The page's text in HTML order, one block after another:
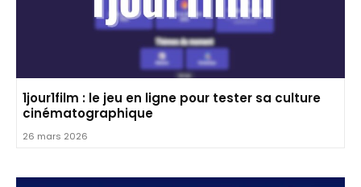
1jour1film : le jeu en ligne pour tester sa culture
cinématographique
26 mars 2026